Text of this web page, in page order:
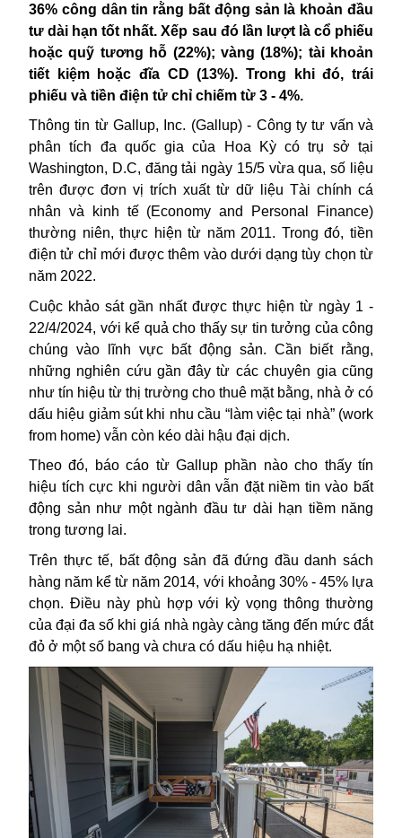
36% công dân tin rằng bất động sản là khoản đầu
tư dài hạn tốt nhất. Xếp sau đó lần lượt là cổ phiếu
hoặc quỹ tương hỗ (22%); vàng (18%); tài khoản
tiết kiệm hoặc đĩa CD (13%). Trong khi đó, trái
phiếu và tiền điện tử chỉ chiếm từ 3 - 4%.
Thông tin từ Gallup, Inc. (Gallup) - Công ty tư vấn và
phân tích đa quốc gia của Hoa Kỳ có trụ sở tại
Washington, D.C, đăng tải ngày 15/5 vừa qua, số liệu
trên được đơn vị trích xuất từ dữ liệu Tài chính cá
nhân và kinh tế (Economy and Personal Finance)
thường niên, thực hiện từ năm 2011. Trong đó, tiền
điện tử chỉ mới được thêm vào dưới dạng tùy chọn từ
năm 2022.
Cuộc khảo sát gần nhất được thực hiện từ ngày 1 -
22/4/2024, với kể quả cho thấy sự tin tưởng của công
chúng vào lĩnh vực bất động sản. Cần biết rằng,
những nghiên cứu gần đây từ các chuyên gia cũng
như tín hiệu từ thị trường cho thuê mặt bằng, nhà ở có
dấu hiệu giảm sút khi nhu cầu “làm việc tại nhà” (work
from home) vẫn còn kéo dài hậu đại dịch.
Theo đó, báo cáo từ Gallup phần nào cho thấy tín
hiệu tích cực khi người dân vẫn đặt niềm tin vào bất
động sản như một ngành đầu tư dài hạn tiềm năng
trong tương lai.
Trên thực tế, bất động sản đã đứng đầu danh sách
hàng năm kể từ năm 2014, với khoảng 30% - 45% lựa
chọn. Điều này phù hợp với kỳ vọng thông thường
của đại đa số khi giá nhà ngày càng tăng đến mức đắt
đỏ ở một số bang và chưa có dấu hiệu hạ nhiệt.